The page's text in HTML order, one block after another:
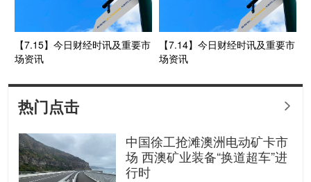
【7.15】今日财经时讯及重要市
场资讯
【7.14】今日财经时讯及重要市
场资讯
热门点击 
中国徐工抢滩澳洲电动矿卡市
场 西澳矿业装备“换道超车”进
行时